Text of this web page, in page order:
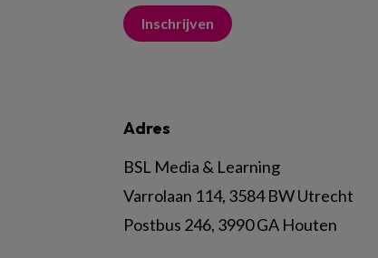
Inschrijven
Adres
BSL Media & Learning
Varrolaan 114, 3584 BW Utrecht
Postbus 246, 3990 GA Houten